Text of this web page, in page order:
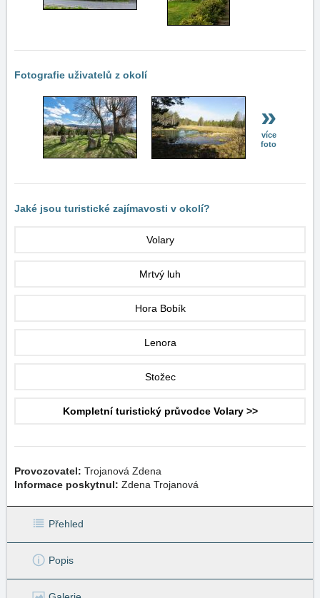
Fotografie uživatelů z okolí
»
více
foto
Jaké jsou turistické zajímavosti v okolí?
Volary
Mrtvý luh
Hora Bobík
Lenora
Stožec
Kompletní turistický průvodce Volary >>
Provozovatel: Trojanová Zdena
Informace poskytnul: Zdena Trojanová
Přehled
Popis